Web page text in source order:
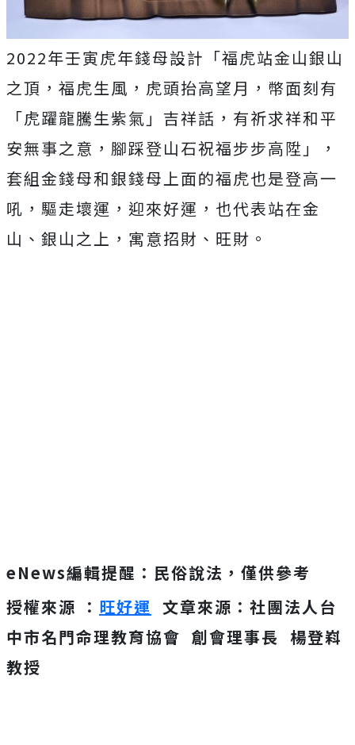
2022年壬寅虎年錢母設計「福虎站金山銀山
之頂，福虎生風，虎頭抬高望月，幣面刻有
「虎躍龍騰生紫氣」吉祥話，有祈求祥和平
安無事之意，腳踩登山石祝福步步高陞」，
套組金錢母和銀錢母上面的福虎也是登高一
吼，驅走壞運，迎來好運，也代表站在金
山、銀山之上，寓意招財、旺財。
eNews編輯提醒：民俗說法，僅供參考
授權來源 ： 旺好運 文章來源：社團法人台
中市名門命理教育協會 創會理事長 楊登嵙
教授